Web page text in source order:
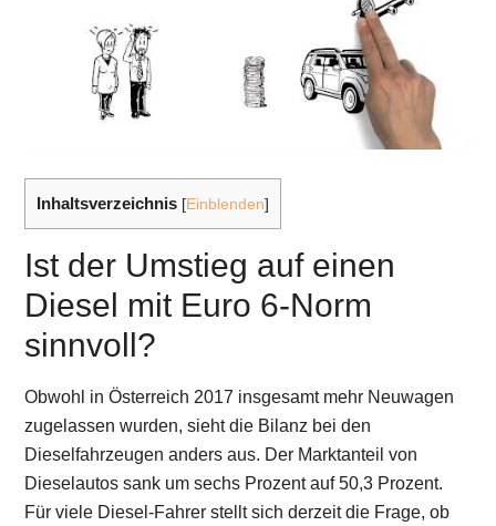
Inhaltsverzeichnis [Einblenden]
Ist der Umstieg auf einen
Diesel mit Euro 6-Norm
sinnvoll?
Obwohl in Österreich 2017 insgesamt mehr Neuwagen
zugelassen wurden, sieht die Bilanz bei den
Dieselfahrzeugen anders aus. Der Marktanteil von
Dieselautos sank um sechs Prozent auf 50,3 Prozent.
Für viele Diesel-Fahrer stellt sich derzeit die Frage, ob